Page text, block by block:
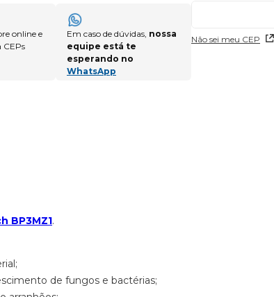
online e
CEPs
Em caso de dúvidas, nossa
equipe está te
esperando no
WhatsApp
Não sei meu CEP
BP3MZ1.
de fungos e bactérias;